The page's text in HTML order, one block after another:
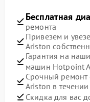
Бесплатная
ремонта
Привезем и
Ariston
Гарантия на
машин Hotpoint
Срочный
Ariston в течении
Скидка для вас